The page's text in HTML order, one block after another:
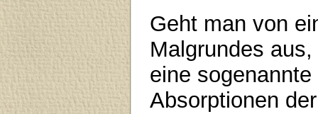
Geht man von
Malgrundes
eine
Absorptionen